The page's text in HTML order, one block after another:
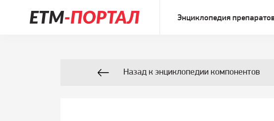
Энциклопедия
Назад к энциклопедии компонентов